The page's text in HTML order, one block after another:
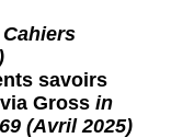
savoirs
Gross in
(Avril 2025)